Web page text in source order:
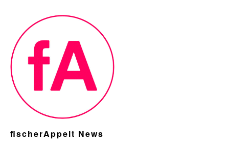
Kontakt
English
fischerAppelt News